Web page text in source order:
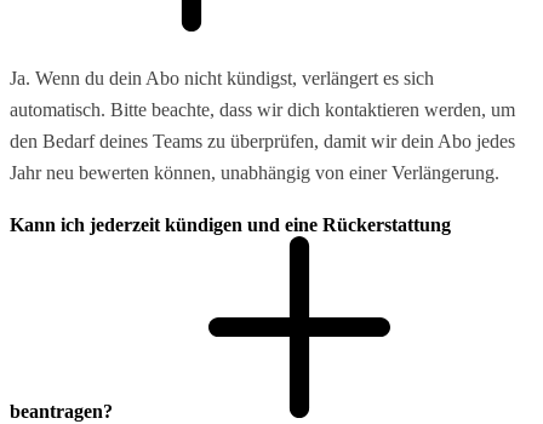
Ja. Wenn du dein Abo nicht kündigst, verlängert es sich
automatisch. Bitte beachte, dass wir dich kontaktieren werden, um
den Bedarf deines Teams zu überprüfen, damit wir dein Abo jedes
Jahr neu bewerten können, unabhängig von einer Verlängerung.
Kann ich jederzeit kündigen und eine Rückerstattung
beantragen?